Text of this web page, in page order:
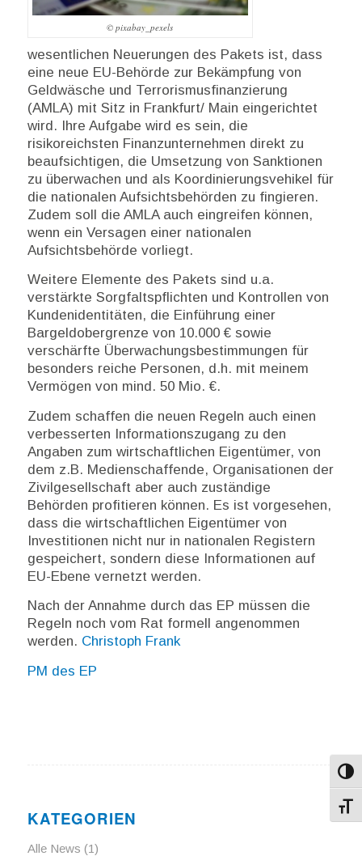
© pixabay_pexels
wesentlichen Neuerungen des Pakets ist, dass
eine neue EU-Behörde zur Bekämpfung von
Geldwäsche und Terrorismusfinanzierung
(AMLA) mit Sitz in Frankfurt/ Main eingerichtet
wird. Ihre Aufgabe wird es sein, die
risikoreichsten Finanzunternehmen direkt zu
beaufsichtigen, die Umsetzung von Sanktionen
zu überwachen und als Koordinierungsvehikel für
die nationalen Aufsichtsbehörden zu fingieren.
Zudem soll die AMLA auch eingreifen können,
wenn ein Versagen einer nationalen
Aufsichtsbehörde vorliegt.
Weitere Elemente des Pakets sind u.a.
verstärkte Sorgfaltspflichten und Kontrollen von
Kundenidentitäten, die Einführung einer
Bargeldobergrenze von 10.000 € sowie
verschärfte Überwachungsbestimmungen für
besonders reiche Personen, d.h. mit meinem
Vermögen von mind. 50 Mio. €.
Zudem schaffen die neuen Regeln auch einen
verbesserten Informationszugang zu den
Angaben zum wirtschaftlichen Eigentümer, von
dem z.B. Medienschaffende, Organisationen der
Zivilgesellschaft aber auch zuständige
Behörden profitieren können. Es ist vorgesehen,
dass die wirtschaftlichen Eigentümer von
Investitionen nicht nur in nationalen Registern
gespeichert, sondern diese Informationen auf
EU-Ebene vernetzt werden.
Nach der Annahme durch das EP müssen die
Regeln noch vom Rat formell angenommen
werden. Christoph Frank
PM des EP
KATEGORIEN
Alle News (1)